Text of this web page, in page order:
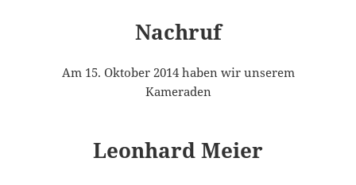
Nachruf
Am 15. Oktober 2014 haben wir unserem
Kameraden
Leonhard Meier